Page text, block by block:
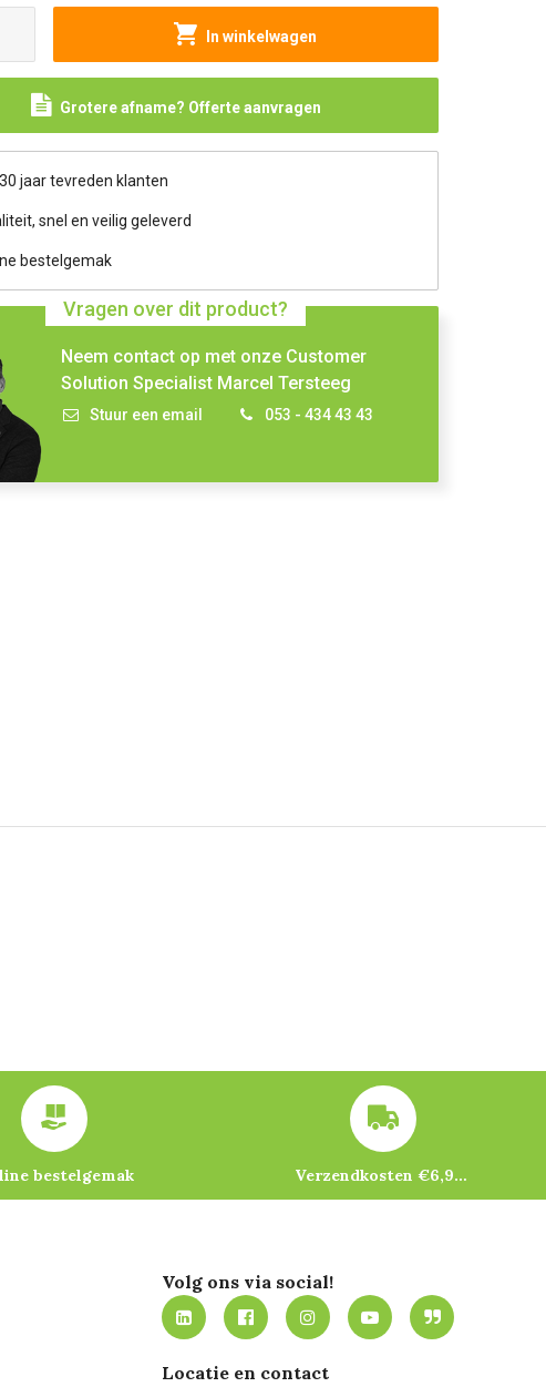
In winkelwagen
Grotere afname? Offerte aanvragen
jaar tevreden klanten
snel en veilig geleverd
bestelgemak
Vragen over dit product?
Neem contact op met onze Customer
Solution Specialist Marcel Tersteeg
Stuur een email 053 - 434 43 43
bestelgemak Verzendkosten €6,95 – gratis bij je eerste bestelling vanaf €200
Volg ons via social!
Locatie en contact